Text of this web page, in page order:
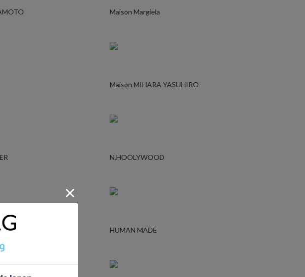
Maison Margiela
Maison MIHARA YASUHIRO
N.HOOLYWOOD
HUMAN MADE